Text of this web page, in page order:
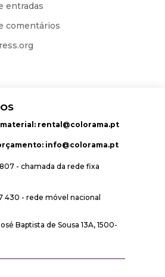
entradas
comentários
rental@colorama.pt
info@colorama.pt
807 - chamada da rede fixa
430 - rede móvel nacional
Baptista de Sousa 13A, 1500-